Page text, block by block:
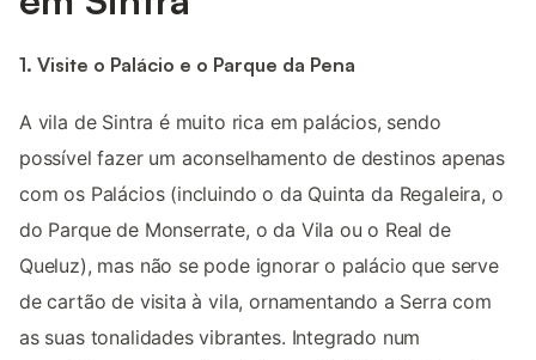
1. Visite o Palácio e o Parque da Pena
A vila de Sintra é muito rica em palácios, sendo
possível fazer um aconselhamento de destinos apenas
com os Palácios (incluindo o da Quinta da Regaleira, o
do Parque de Monserrate, o da Vila ou o Real de
Queluz), mas não se pode ignorar o palácio que serve
de cartão de visita à vila, ornamentando a Serra com
as suas tonalidades vibrantes. Integrado num